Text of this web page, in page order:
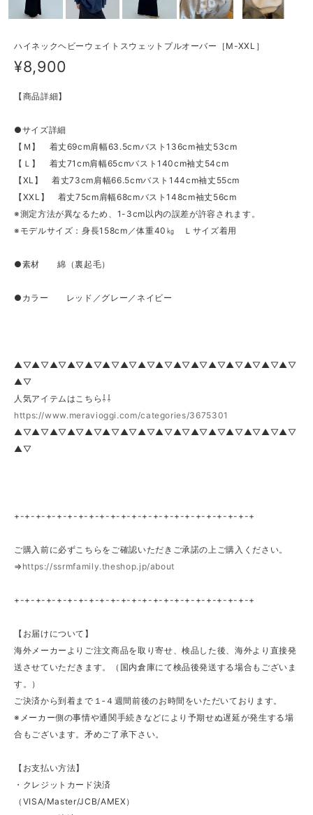
ハイネックヘビーウェイトスウェットプルオーバー［M-XXL］
¥8,900
【商品詳細】
●サイズ詳細
【Ｍ】 着丈69cm肩幅63.5cmバスト136cm袖丈53cm
【Ｌ】 着丈71cm肩幅65cmバスト140cm袖丈54cm
【XL】 着丈73cm肩幅66.5cmバスト144cm袖丈55cm
【XXL】 着丈75cm肩幅68cmバスト148cm袖丈56cm
※測定方法が異なるため、1-3cm以内の誤差が許容されます。
※モデルサイズ：身長158cm／体重40㎏ Ｌサイズ着用
●素材 綿（裏起毛）
●カラー レッド／グレー／ネイビー
▲▽▲▽▲▽▲▽▲▽▲▽▲▽▲▽▲▽▲▽▲▽▲▽▲▽▲▽▲▽▲▽
▲▽
人気アイテムはこちら⇩⇩
https://www.meravioggi.com/categories/3675301
▲▽▲▽▲▽▲▽▲▽▲▽▲▽▲▽▲▽▲▽▲▽▲▽▲▽▲▽▲▽▲▽
▲▽
+-+-+-+-+-+-+-+-+-+-+-+-+-+-+-+-+-+-+-+-+-+-+
ご購入前に必ずこちらをご確認いただきご承諾の上ご購入ください。
⇒ https://ssrmfamily.theshop.jp/about
+-+-+-+-+-+-+-+-+-+-+-+-+-+-+-+-+-+-+-+-+-+-+
【お届けについて】
海外メーカーよりご注文商品を取り寄せ、検品した後、海外より直接発
送させていただきます。（国内倉庫にて検品後発送する場合もございま
す。）
ご決済から到着まで１‐４週間前後のお時間をいただいております。
※メーカー側の事情や通関手続きなどにより予期せぬ遅延が発生する場
合もございます。矛めご了承下さい。
【お支払い方法】
・クレジットカード決済
（VISA/Master/JCB/AMEX）